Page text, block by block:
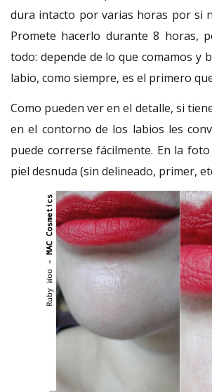
dura intacto por varias horas por si
Promete hacerlo durante 8 horas,
todo: depende de lo que comamos y
labio, como siempre, es el primero
Como pueden ver en el detalle, si
en el contorno de los labios les
puede correrse fácilmente. En la
piel desnuda (sin delineado, primer,